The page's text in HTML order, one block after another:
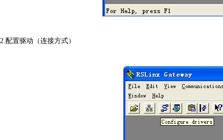
2.配置驱动（连接方式）